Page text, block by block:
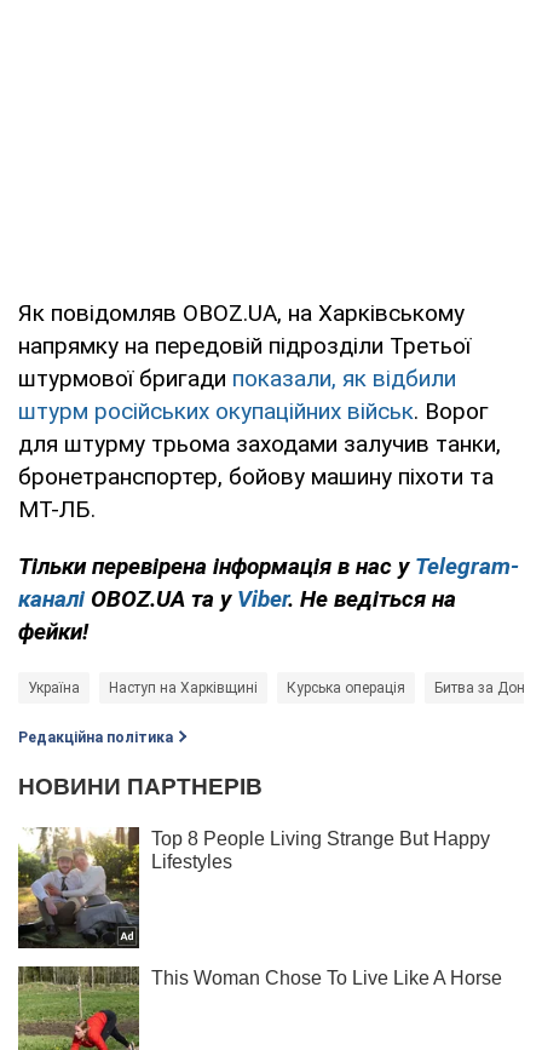
Як повідомляв OBOZ.UA, на Харківському
напрямку на передовій підрозділи Третьої
штурмової бригади показали, як відбили
штурм російських окупаційних військ. Ворог
для штурму трьома заходами залучив танки,
бронетранспортер, бойову машину піхоти та
МТ-ЛБ.
Тількиперевірена інформація в нас у Telegram-
каналі OBOZ.UA та у Viber. Не ведіться на
фейки!
Україна Наступ на Харківщині Курська операція Битва за
Редакційна політика